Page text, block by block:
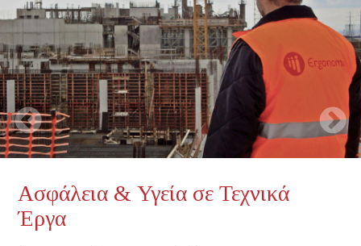
Ασφάλεια & Υγεία σε Τεχνικά
Έργα